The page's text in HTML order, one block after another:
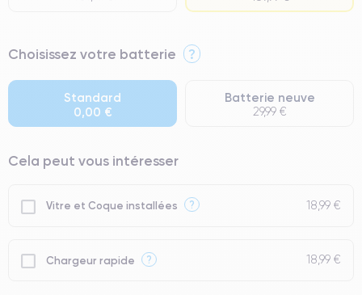
⭐ Premium
● Batterie : usage intensif.
● Seuls 5% de nos téléphones ont un grade Premium.
Choisissez votre batterie ?
Standard
0,00 €
Batterie neuve
29,99 €
Cela peut vous intéresser
Vitre et Coque installées ? 18,99 €
Chargeur rapide ? 18,99 €